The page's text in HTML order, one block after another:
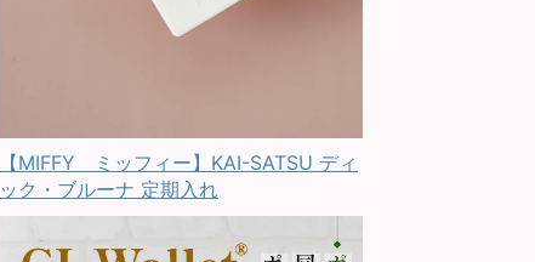
【MIFFY ミッフィー】KAI-SATSU ディ
ック・ブルーナ 定期入れ